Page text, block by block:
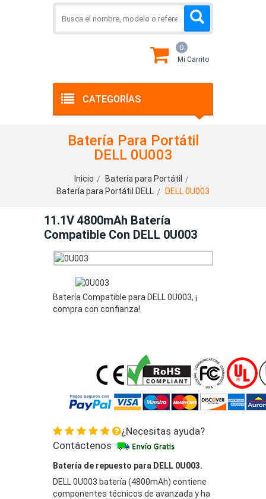
CATEGORÍAS
0
Mi Carrito
Batería Para Portátil
DELL 0U003
Inicio
Batería para Portátil
Batería para Portátil DELL
DELL 0U003
11.1V 4800mAh Batería
Compatible Con DELL 0U003
Batería Compatible para DELL 0U003, ¡
compra con confianza!
¿Necesitas ayuda?
Contáctenos
Batería de repuesto para DELL 0U003.
DELL 0U003 batería (4800mAh) contiene
componentes técnicos de avanzada y ha